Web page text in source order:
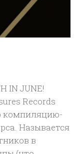
IN JUNE!
Records
компиляцию-
Называется
в